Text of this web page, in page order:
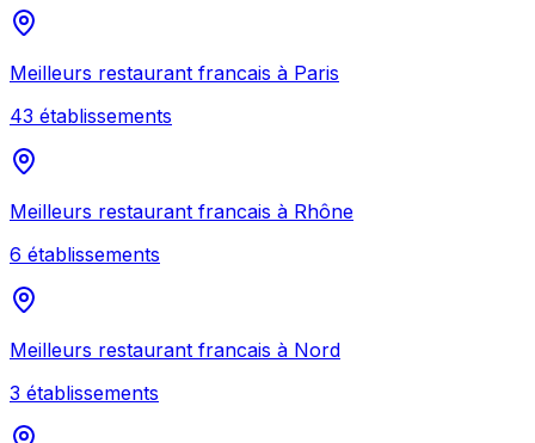
Meilleurs restaurant francais à Paris
43 établissements
Meilleurs restaurant francais à Rhône
6 établissements
Meilleurs restaurant francais à Nord
3 établissements